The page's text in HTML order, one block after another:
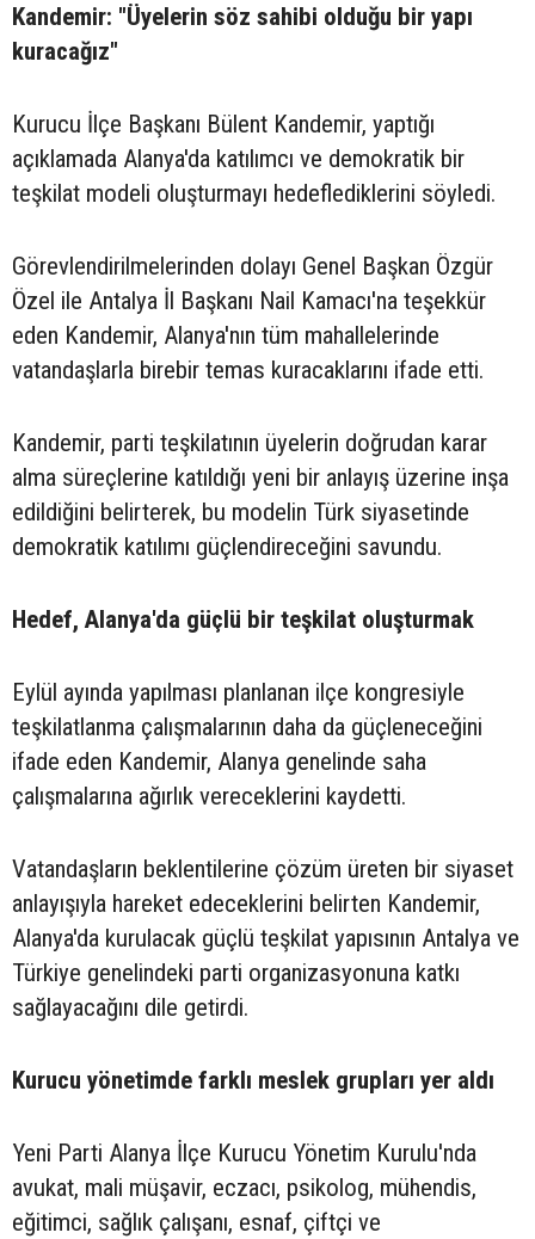
Kandemir: "Üyelerin söz sahibi olduğu bir yapı
kuracağız"
Kurucu İlçe Başkanı Bülent Kandemir, yaptığı
açıklamada Alanya'da katılımcı ve demokratik bir
teşkilat modeli oluşturmayı hedeflediklerini söyledi.
Görevlendirilmelerinden dolayı Genel Başkan Özgür
Özel ile Antalya İl Başkanı Nail Kamacı'na teşekkür
eden Kandemir, Alanya'nın tüm mahallelerinde
vatandaşlarla birebir temas kuracaklarını ifade etti.
Kandemir, parti teşkilatının üyelerin doğrudan karar
alma süreçlerine katıldığı yeni bir anlayış üzerine inşa
edildiğini belirterek, bu modelin Türk siyasetinde
demokratik katılımı güçlendireceğini savundu.
Hedef, Alanya'da güçlü bir teşkilat oluşturmak
Eylül ayında yapılması planlanan ilçe kongresiyle
teşkilatlanma çalışmalarının daha da güçleneceğini
ifade eden Kandemir, Alanya genelinde saha
çalışmalarına ağırlık vereceklerini kaydetti.
Vatandaşların beklentilerine çözüm üreten bir siyaset
anlayışıyla hareket edeceklerini belirten Kandemir,
Alanya'da kurulacak güçlü teşkilat yapısının Antalya ve
Türkiye genelindeki parti organizasyonuna katkı
sağlayacağını dile getirdi.
Kurucu yönetimde farklı meslek grupları yer aldı
Yeni Parti Alanya İlçe Kurucu Yönetim Kurulu'nda
avukat, mali müşavir, eczacı, psikolog, mühendis,
eğitimci, sağlık çalışanı, esnaf, çiftçi ve